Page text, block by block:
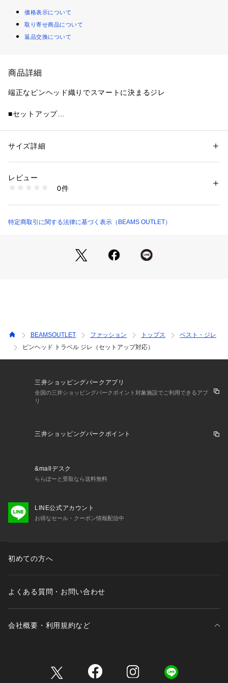
価格表示について
取り寄せ商品について
返品交換について
商品詳細
端正なピンヘッド織りでスマートに決まるジレ
■セットアップ
リジナルのパターンを採用。時代に左右されないスタンダード
なデザインで、ジャケットを脱いだ際にも上品な佇まいをキー
はもちろん、入学式や披露宴などの華やかな装いにも活躍。ま
た、カットソーや薄手のニットの上に単体で羽織ることで、き
も快適です。すっきりとしたシルエットで、ご家庭での手洗い
が可能です。
水洗い可
（詳細は商品についている品質表示ラベルをご覧ください）
※光の当たり具合やパソコンなどの閲覧環境によって実際の色
※商品の色味は商品単体で撮影した画像をご参照ください。
性別：メンズ
素材：表地:ポリエステル100%　裏地:ポリエステル100%
商品番号：
41060016375 （ショップ）
サイズ詳細
レビュー
0件
特定商取引に関する法律に基づく表示（BEAMS OUTLET）
BEAMSOUTLET ファッション トップス
ベスト・ジレ
ピンヘッド トラベル ジレ（セットアップ対応）
三井ショッピングパークアプリ
全国の三井ショッピングパークポイント対象施設でご利用できるアプ
リ
三井ショッピングパークポイント
&mallデスク
ららぽーと受取なら送料無料
LINE公式アカウント
お得なセール・クーポン情報配信中
初めての方へ
よくある質問・お問い合わせ
会社概要・利用規約など